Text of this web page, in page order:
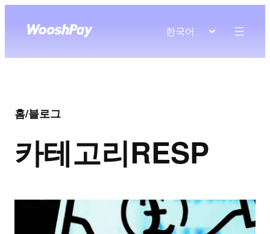
한국어
홈/블로그
카테고리RESP